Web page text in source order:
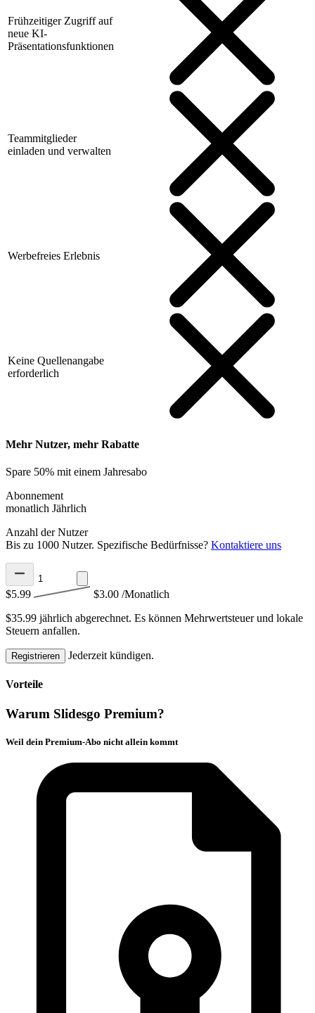
Frühzeitiger Zugriff auf
neue KI-
Präsentationsfunktionen
Teammitglieder
einladen und verwalten
Werbefreies Erlebnis
Keine Quellenangabe
erforderlich
Mehr Nutzer, mehr Rabatte
Spare 50% mit einem Jahresabo
Abonnement
monatlich Jährlich
Anzahl der Nutzer
Bis zu 1000 Nutzer. Spezifische Bedürfnisse? Kontaktiere uns
$5.99 $3.00 /Monatlich
$35.99 jährlich abgerechnet. Es können Mehrwertsteuer und lokale
Steuern anfallen.
Registrieren Jederzeit kündigen.
Vorteile
Warum Slidesgo Premium?
Weil dein Premium-Abo nicht allein kommt